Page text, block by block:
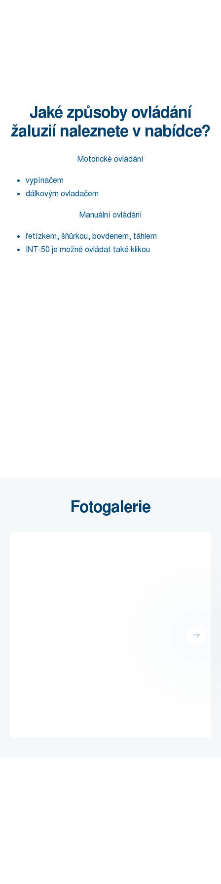
Jaké způsoby ovládání
žaluzií naleznete v nabídce?
Motorické ovládání
vypínačem
dálkovým ovladačem
Manuální ovládání
řetízkem, šňůrkou, bovdenem, táhlem
INT-50 je možné ovládat také klikou
Fotogalerie